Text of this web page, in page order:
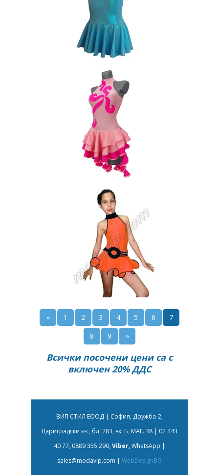
« 1 2 3 4 5 6
7
8
9 »
Всички посочени цени са с
включен 20% ДДС
ВИП СТИЛ ЕООД | София, Дружба-2,
Цариградски к-с, бл. 283, вх. Б, МАГ. 38 | 02 443
40 77, 0889 355 290,Viber,WhatsApp |
sales@modavip.com | WebDesignBG